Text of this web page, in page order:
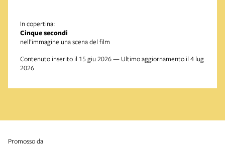
In copertina:
Cinque secondi
nell’immagine una scena del film
Contenuto inserito il 15 giu 2026 — Ultimo aggiornamento il 4 lug
2026
promosso da